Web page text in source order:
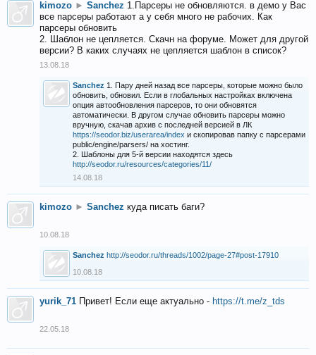
kimozo ► Sanchez 1.Парсеры не обновляются. в демо у Вас
все парсеры работают а у себя много не рабочих. Как
парсеры обновить
2. Шаблон не цепляется. Скачн на форуме. Может для другой
версии? В каких случаях не цепляется шаблон в список?
13.08.18
Sanchez 1. Пару дней назад все парсеры, которые можно было
обновить, обновил. Если в глобальных настройках включена
опция автообновления парсеров, то они обновятся
автоматически. В другом случае обновить парсеры можно
вручную, скачав архив с последней версией в ЛК
https://seodor.biz/userarea/index и скопировав папку с парсерами
public/engine/parsers/ на хостинг.
2. Шаблоны для 5-й версии находятся здесь
http://seodor.ru/resources/categories/11/
14.08.18
kimozo ► Sanchez куда писать баги?
10.08.18
Sanchez http://seodor.ru/threads/1002/page-27#post-17910
10.08.18
yurik_71 Привет! Если еще актуально - https://t.me/z_tds
22.05.18